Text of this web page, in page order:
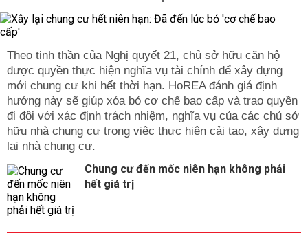
Theo tinh thần của Nghị quyết 21, chủ sở hữu căn hộ
được quyền thực hiện nghĩa vụ tài chính để xây dựng
mới chung cư khi hết thời hạn. HoREA đánh giá định
hướng này sẽ giúp xóa bỏ cơ chế bao cấp và trao quyền
đi đôi với xác định trách nhiệm, nghĩa vụ của các chủ sở
hữu nhà chung cư trong việc thực hiện cải tạo, xây dựng
lại nhà chung cư.
Chung cư đến mốc niên hạn không phải
hết giá trị